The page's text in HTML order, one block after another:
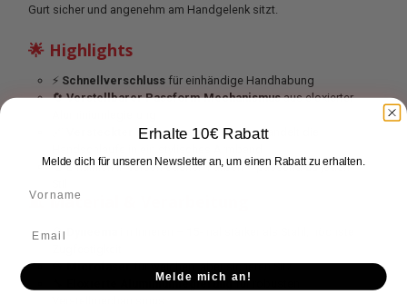
Gurt sicher und angenehm am Handgelenk sitzt.
🌟 Highlights
⚡ Schnellverschlussfür einhändige Handhabung
🔄Verstellbarer Passform‑Mechanismusaus eloxierter
Versteckter Magnetverschlussverwandelt die
🎨 Erhältlich in verschiedenen Farben – passend zu jedem
🧵 Material & Verarbeitung
💎
🧶Microfaserfür weichen, aber sicheren Sitz
Eloxierte Aluminiumlegierungfür robusten
Erhalte 10€ Rabatt
Melde dich für unseren Newsletter an, um einen Rabatt zu erhalten.
Melde mich an!